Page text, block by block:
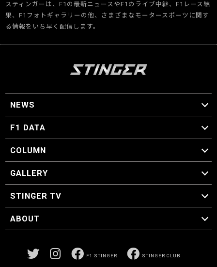
スティンガーは、F1の最新ニュースやF1のライブ中継、F1レース結
果、F1フォトギャラリーの他、さまざまなモータースポーツに関す
る情報をいち早く配信します。
NEWS
F1 ニュース
F1 DATA
F1 日程
F1 データ
COLUMN
マイ・ワンダフル・サーキット
スクーデリア・一方通行
F1に燃え、ゴルフに泣く日々。
スティングくんの部屋
GALLERY
GALLERY
STINGER TV
STINGER TV
ABOUT
F1 STINGER STINGER CLUB